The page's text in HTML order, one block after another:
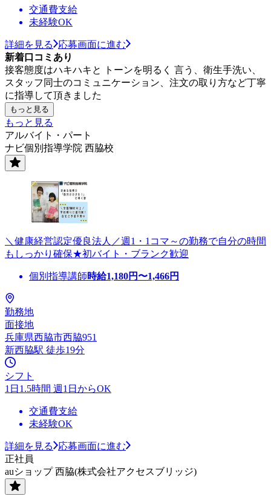
交通費支給
未経験OK
詳細を見る
応募画面に進む
新着口コミあり
接客態度はハキハキと トーンを明るく 言う、衛生手洗い、
スタッフ同士のコミュニケーション、注文の取り方など丁寧
に指導して頂きました
もっと見る
もっと見る
アルバイト・パート
ナビ個別指導学院 西脇校
＼健康経営認定優良法人／週1・1コマ～の勤務で自分の時間
もしっかり確保★初バイト・ブランク歓迎
個別指導講師時給1,180円〜1,466円
勤務地
面接地
兵庫県西脇市西脇951
新西脇駅 徒歩19分
シフト
1日1.5時間 週1日からOK
交通費支給
未経験OK
詳細を見る
応募画面に進む
正社員
auショップ 西脇(株式会社アクセスブリッジ)